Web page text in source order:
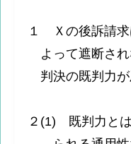
１ Ｘの後訴請求
よって遮断さ
判決の既判力
２(1) 既判力とは